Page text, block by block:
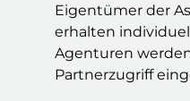
Eigentümer der
erhalten
Agenturen
Partnerzugriff